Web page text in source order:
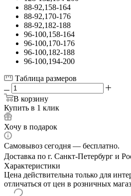
88-92,158-164
88-92,170-176
88-92,182-188
96-100,158-164
96-100,170-176
96-100,182-188
96-100,194-200
Таблица размеров
В корзину
Купить в 1 клик
Хочу в подарок
Самовывоз сегодня — бесплатно.
Доставка по г. Санкт-Петербург и
Характеристики
Цена действительна только для
отличаться от цен в розничных